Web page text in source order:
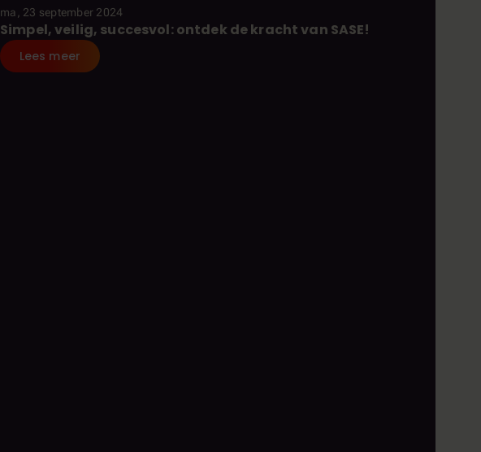
INSIGHT
ma, 23 september 2024
Simpel, veilig, succesvol: ontdek de kracht van SASE!
Lees meer